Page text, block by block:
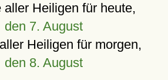
aller Heiligen für heute,
den 7. August
Heiligen für morgen,
den 8. August